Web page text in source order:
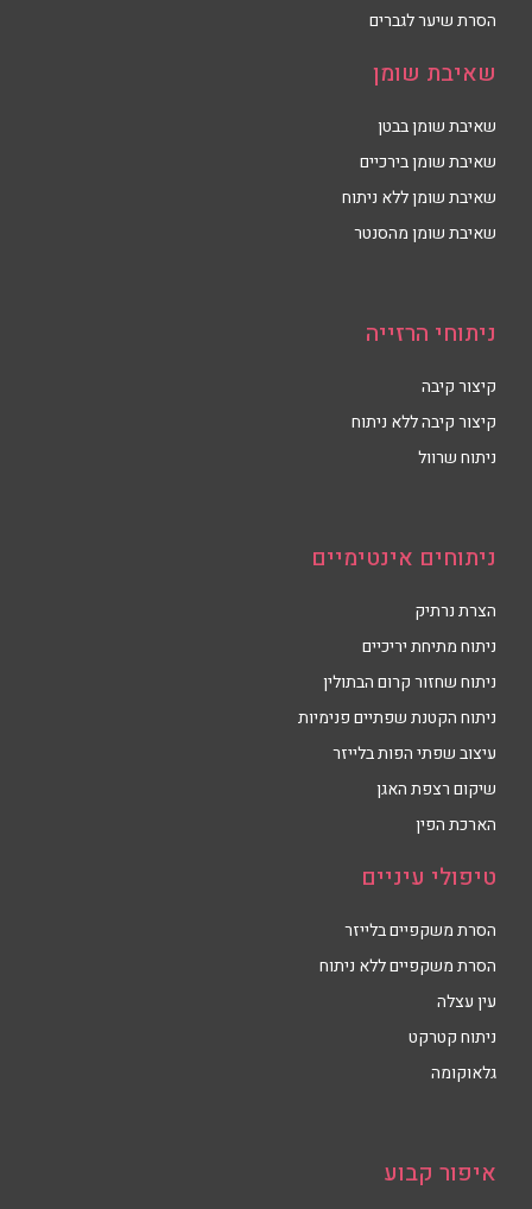
הסרת שיער לגברים
שאיבת שומן
שאיבת שומן בבטן
שאיבת שומן בירכיים
שאיבת שומן ללא ניתוח
שאיבת שומן מהסנטר
ניתוחי הרזייה
קיצור קיבה
קיצור קיבה ללא ניתוח
ניתוח שרוול
ניתוחים אינטימיים
הצרת נרתיק
ניתוח מתיחת יריכיים
ניתוח שחזור קרום הבתולין
ניתוח הקטנת שפתיים פנימיות
עיצוב שפתי הפות בלייזר
שיקום רצפת האגן
הארכת הפין
טיפולי עיניים
הסרת משקפיים בלייזר
הסרת משקפיים ללא ניתוח
עין עצלה
ניתוח קטרקט
גלאוקומה
איפור קבוע